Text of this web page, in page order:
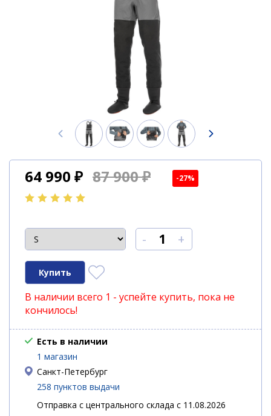
64 990 ₽ 87 900 ₽ -27%
- +
В наличии всего 1 - успейте купить, пока не
кончилось!
Есть в наличии
1 магазин
Санкт-Петербург
258 пунктов выдачи
Отправка с центрального склада с 11.08.2026